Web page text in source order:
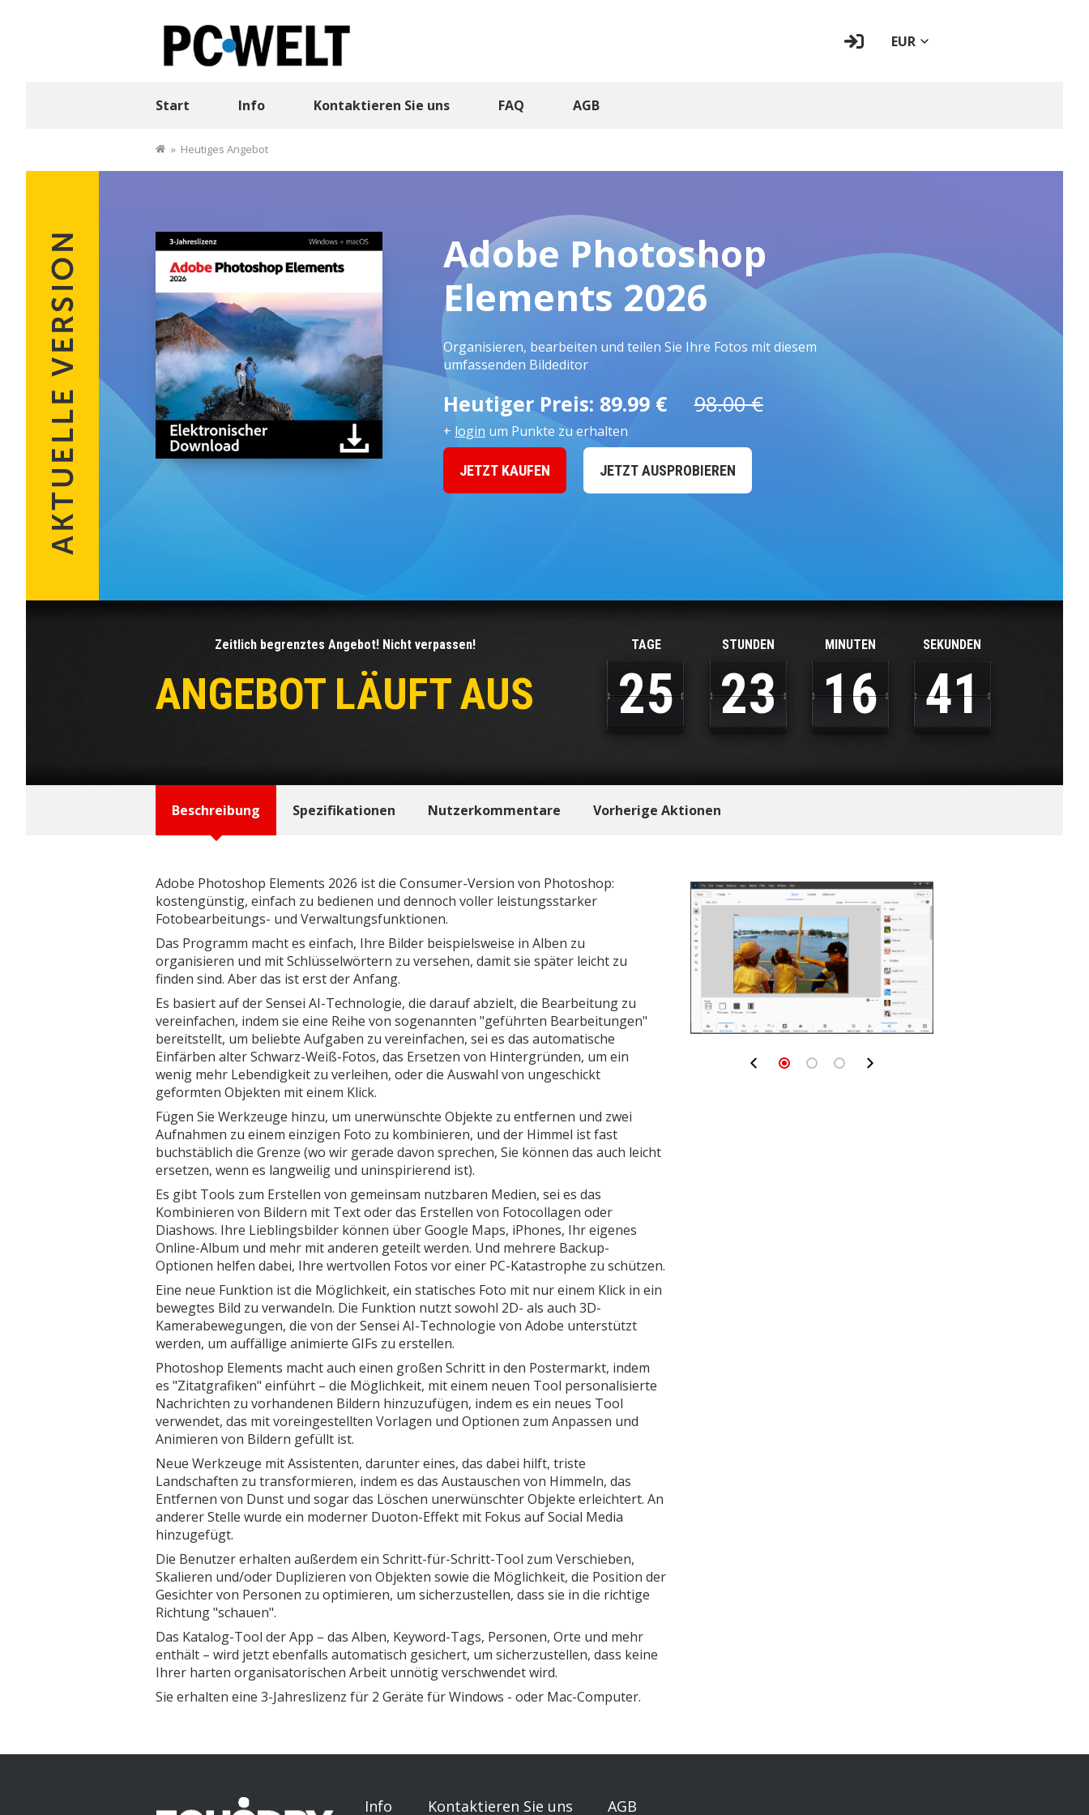
EUR
Start Info Kontaktieren Sie uns FAQ AGB
» Heutiges Angebot
Adobe Photoshop
Elements 2026
Organisieren, bearbeiten und teilen Sie Ihre Fotos mit diesem
umfassenden Bildeditor
Heutiger Preis: 89.99 € 98.00 €
+ login um Punkte zu erhalten
JETZT KAUFEN JETZT AUSPROBIEREN
Zeitlich begrenztes Angebot! Nicht verpassen!
ANGEBOT LÄUFT AUS
TAGE STUNDEN MINUTEN SEKUNDEN
25 23 16 40
Beschreibung Spezifikationen Nutzerkommentare Vorherige Aktionen
Adobe Photoshop Elements 2026 ist die Consumer-Version von Photoshop:
kostengünstig, einfach zu bedienen und dennoch voller leistungsstarker
Fotobearbeitungs- und Verwaltungsfunktionen.
Das Programm macht es einfach, Ihre Bilder beispielsweise in Alben zu
organisieren und mit Schlüsselwörtern zu versehen, damit sie später leicht zu
finden sind. Aber das ist erst der Anfang.
Es basiert auf der Sensei AI-Technologie, die darauf abzielt, die Bearbeitung zu
vereinfachen, indem sie eine Reihe von sogenannten "geführten Bearbeitungen"
bereitstellt, um beliebte Aufgaben zu vereinfachen, sei es das automatische
Einfärben alter Schwarz-Weiß-Fotos, das Ersetzen von Hintergründen, um ein
wenig mehr Lebendigkeit zu verleihen, oder die Auswahl von ungeschickt
geformten Objekten mit einem Klick.
Fügen Sie Werkzeuge hinzu, um unerwünschte Objekte zu entfernen und zwei
Aufnahmen zu einem einzigen Foto zu kombinieren, und der Himmel ist fast
buchstäblich die Grenze (wo wir gerade davon sprechen, Sie können das auch leicht
ersetzen, wenn es langweilig und uninspirierend ist).
Es gibt Tools zum Erstellen von gemeinsam nutzbaren Medien, sei es das
Kombinieren von Bildern mit Text oder das Erstellen von Fotocollagen oder
Diashows. Ihre Lieblingsbilder können über Google Maps, iPhones, Ihr eigenes
Online-Album und mehr mit anderen geteilt werden. Und mehrere Backup-
Optionen helfen dabei, Ihre wertvollen Fotos vor einer PC-Katastrophe zu schützen.
Eine neue Funktion ist die Möglichkeit, ein statisches Foto mit nur einem Klick in ein
bewegtes Bild zu verwandeln. Die Funktion nutzt sowohl 2D- als auch 3D-
Kamerabewegungen, die von der Sensei AI-Technologie von Adobe unterstützt
werden, um auffällige animierte GIFs zu erstellen.
Photoshop Elements macht auch einen großen Schritt in den Postermarkt, indem
es "Zitatgrafiken" einführt – die Möglichkeit, mit einem neuen Tool personalisierte
Nachrichten zu vorhandenen Bildern hinzuzufügen, indem es ein neues Tool
verwendet, das mit voreingestellten Vorlagen und Optionen zum Anpassen und
Animieren von Bildern gefüllt ist.
Neue Werkzeuge mit Assistenten, darunter eines, das dabei hilft, triste
Landschaften zu transformieren, indem es das Austauschen von Himmeln, das
Entfernen von Dunst und sogar das Löschen unerwünschter Objekte erleichtert. An
anderer Stelle wurde ein moderner Duoton-Effekt mit Fokus auf Social Media
hinzugefügt.
Die Benutzer erhalten außerdem ein Schritt-für-Schritt-Tool zum Verschieben,
Skalieren und/oder Duplizieren von Objekten sowie die Möglichkeit, die Position der
Gesichter von Personen zu optimieren, um sicherzustellen, dass sie in die richtige
Richtung "schauen".
Das Katalog-Tool der App – das Alben, Keyword-Tags, Personen, Orte und mehr
enthält – wird jetzt ebenfalls automatisch gesichert, um sicherzustellen, dass keine
Ihrer harten organisatorischen Arbeit unnötig verschwendet wird.
Sie erhalten eine 3-Jahreslizenz für 2 Geräte für Windows - oder Mac-Computer.
Info Kontaktieren Sie uns AGB